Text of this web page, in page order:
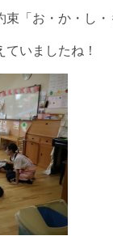
「お・か・し・
いましたね！